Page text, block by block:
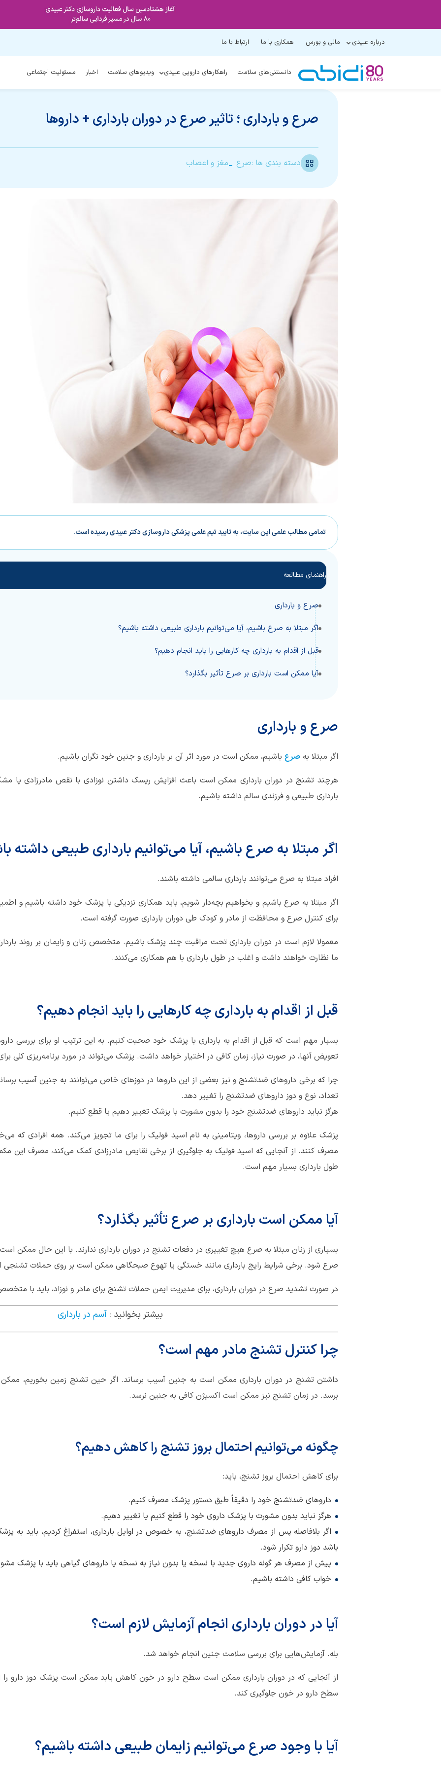
درباره عبیدی مالی و بورس همکاری با ما ارتباط با ما
دانستنی‌های سلامت راهکارهای دارویی عبیدی ویدیوهای سلامت اخبار مسئولیت اجتماعی
صرع و بارداری ؛ تاثیر صرع در دوران بارداری + داروها
دسته بندی ها :صرع مغز و اعصاب
تمامی مطالب علمی این سایت، به تایید تیم علمی پزشکی داروسازی دکتر عبیدی رسیده است.
راهنمای مطالعه
صرع و بارداری
اگر مبتلا به صرع باشیم، آیا می‌توانیم بارداری طبیعی داشته باشیم؟
قبل از اقدام به بارداری چه کارهایی را باید انجام دهیم؟
آیا ممکن است بارداری بر صرع تأثیر بگذارد؟
صرع و بارداری
اگر مبتلا به صرع باشیم، ممکن است در مورد اثر آن بر بارداری و جنین خود نگران باشیم.
هرچند تشنج در دوران بارداری ممکن است باعث افزایش ریسک داشتن نوزادی با نقص مادرزادی یا
بارداری طبیعی و فرزندی سالم داشته باشیم.
اگر مبتلا به صرع باشیم، آیا می‌توانیم بارداری طبیعی داشته
افراد مبتلا به صرع می‌توانند بارداری سالمی داشته باشند.
اگر مبتلا به صرع باشیم و بخواهیم بچه‌دار شویم، باید همکاری نزدیکی با پزشک خود داشته باشیم و
برای کنترل صرع و محافظت از مادر و کودک طی دوران بارداری صورت گرفته است.
معمولا لازم است در دوران بارداری تحت مراقبت چند پزشک باشیم. متخصص زنان و زایمان بر روند
ما نظارت خواهند داشت و اغلب در طول بارداری با هم همکاری می‌کنند.
قبل از اقدام به بارداری چه کارهایی را باید انجام دهیم؟
بسیار مهم است که قبل از اقدام به بارداری با پزشک خود صحبت کنیم. به این ترتیب او برای بررسی
تعویض آنها، در صورت نیاز، زمان کافی در اختیار خواهد داشت. پزشک می‌تواند در مورد برنامه‌ریزی کلی برای
چرا که برخی داروهای ضدتشنج و نیز بعضی از این داروها در دوزهای خاص می‌توانند به جنین آسیب
تعداد، نوع و دوز داروهای ضدتشنج را تغییر دهد.
هرگز نباید داروهای ضدتشنج خود را بدون مشورت با پزشک تغییر دهیم یا قطع کنیم.
پزشک علاوه بر بررسی داروها، ویتامینی به نام اسید فولیک را برای ما تجویز می‌کند. همه افرادی که
مصرف کنند. از آنجایی که اسید فولیک به جلوگیری از برخی نقایص مادرزادی کمک می‌کند، مصرف این
طول بارداری بسیار مهم است.
آیا ممکن است بارداری بر صرع تأثیر بگذارد؟
بسیاری از زنان مبتلا به صرع هیچ تغییری در دفعات تشنج در دوران بارداری ندارند. با این حال ممکن
صرع شود. برخی شرایط رایج بارداری مانند خستگی یا تهوع صبحگاهی ممکن است بر روی حملات تشنجی
در صورت تشدید صرع در دوران بارداری، برای مدیریت ایمن حملات تشنج برای مادر و نوزاد، باید با
بیشتر بخوانید : آسم در بارداری
چرا کنترل تشنج مادر مهم است؟
داشتن تشنج در دوران بارداری ممکن است به جنین آسیب برساند. اگر حین تشنج زمین بخوریم،
برسد. در زمان تشنج نیز ممکن است اکسیژن کافی به جنین نرسد.
چگونه می‌توانیم احتمال بروز تشنج را کاهش دهیم؟
برای کاهش احتمال بروز تشنج، باید:
داروهای ضدتشنج خود را دقیقاً طبق دستور پزشک مصرف کنیم.
هرگز نباید بدون مشورت با پزشک داروی خود را قطع کنیم یا تغییر دهیم.
اگر بلافاصله پس از مصرف داروهای ضدتشنج، به خصوص در اوایل بارداری، استفراغ کردیم، باید به
باشد دوز دارو تکرار شود.
پیش از مصرف هر گونه داروی جدید با نسخه یا بدون نیاز به نسخه یا داروهای گیاهی باید با پزشک
خواب کافی داشته باشیم.
آیا در دوران بارداری انجام آزمایش لازم است؟
بله. آزمایش‌هایی برای بررسی سلامت جنین انجام خواهد شد.
از آنجایی که در دوران بارداری ممکن است سطح دارو در خون کاهش یابد ممکن است پزشک دوز دارو
سطح دارو در خون جلوگیری کند.
آیا با وجود صرع می‌توانیم زایمان طبیعی داشته باشیم؟